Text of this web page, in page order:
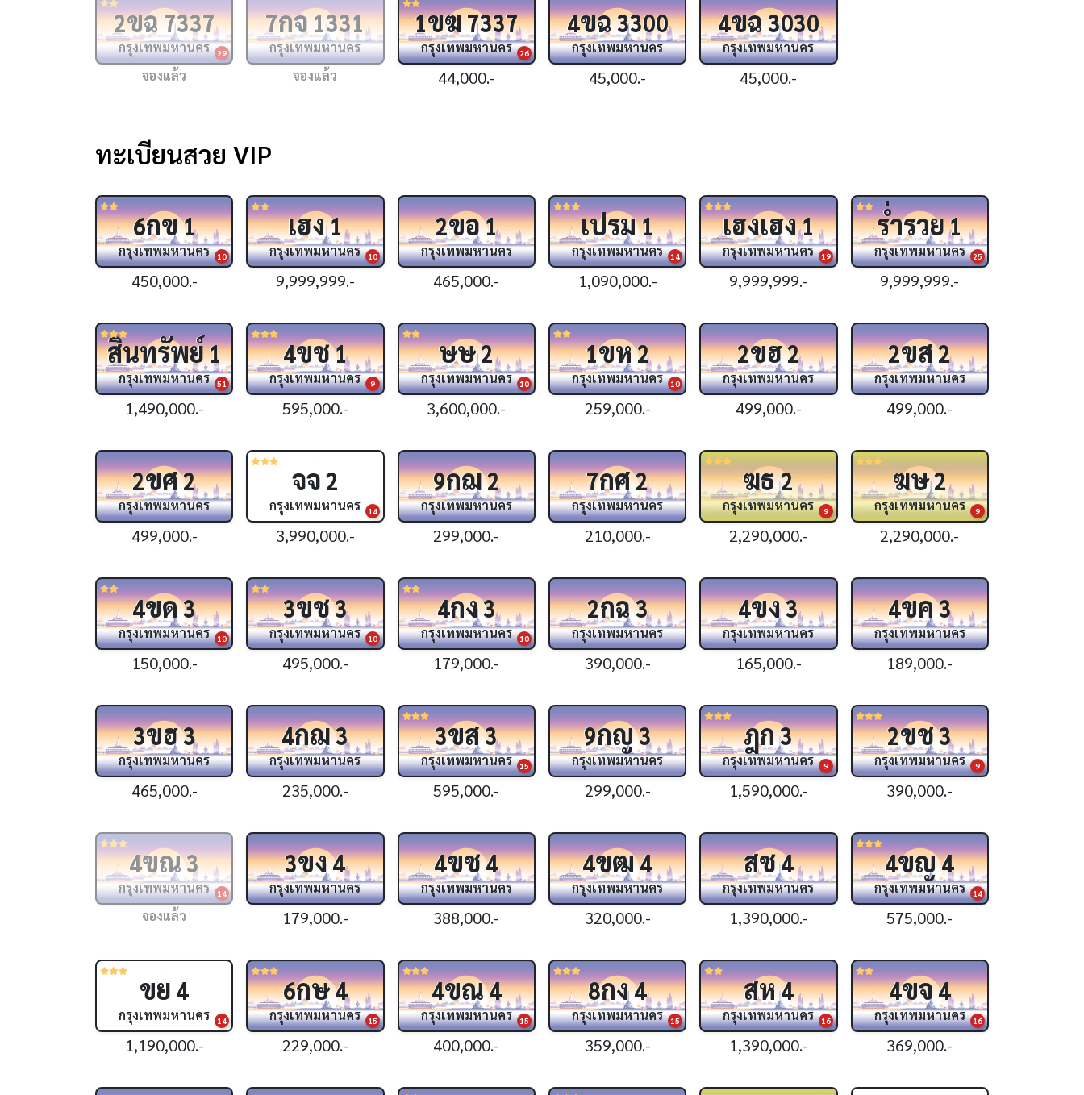
29
2ขฉ7337
กรุงเทพมหานคร
จองแล้ว
7กจ1331
กรุงเทพมหานคร
จองแล้ว
26
1ขฆ7337
กรุงเทพมหานคร
44,000.-
4ขฉ3300
กรุงเทพมหานคร
45,000.-
4ขฉ3030
กรุงเทพมหานคร
45,000.-
ทะเบียนสวย VIP
10
6กข1
กรุงเทพมหานคร
450,000.-
10
เฮง1
กรุงเทพมหานคร
9,999,999.-
2ขอ1
กรุงเทพมหานคร
465,000.-
14
เปรม1
กรุงเทพมหานคร
1,090,000.-
19
เฮงเฮง1
กรุงเทพมหานคร
9,999,999.-
25
ร่ำรวย1
กรุงเทพมหานคร
9,999,999.-
51
สินทรัพย์1
กรุงเทพมหานคร
1,490,000.-
9
4ขช1
กรุงเทพมหานคร
595,000.-
10
ษษ2
กรุงเทพมหานคร
3,600,000.-
10
1ขห2
กรุงเทพมหานคร
259,000.-
2ขฮ2
กรุงเทพมหานคร
499,000.-
2ขส2
กรุงเทพมหานคร
499,000.-
2ขศ2
กรุงเทพมหานคร
499,000.-
14
จจ2
กรุงเทพมหานคร
3,990,000.-
9กฌ2
กรุงเทพมหานคร
299,000.-
7กศ2
กรุงเทพมหานคร
210,000.-
9
ฆธ2
กรุงเทพมหานคร
2,290,000.-
9
ฆษ2
กรุงเทพมหานคร
2,290,000.-
10
4ขด3
กรุงเทพมหานคร
150,000.-
10
3ขช3
กรุงเทพมหานคร
495,000.-
10
4กง3
กรุงเทพมหานคร
179,000.-
2กฉ3
กรุงเทพมหานคร
390,000.-
4ขง3
กรุงเทพมหานคร
165,000.-
4ขค3
กรุงเทพมหานคร
189,000.-
3ขฮ3
กรุงเทพมหานคร
465,000.-
4กฌ3
กรุงเทพมหานคร
235,000.-
15
3ขส3
กรุงเทพมหานคร
595,000.-
9กญ3
กรุงเทพมหานคร
299,000.-
9
ฎก3
กรุงเทพมหานคร
1,590,000.-
9
2ขช3
กรุงเทพมหานคร
390,000.-
14
4ขณ3
กรุงเทพมหานคร
จองแล้ว
3ขง4
กรุงเทพมหานคร
179,000.-
4ขช4
กรุงเทพมหานคร
388,000.-
4ขฒ4
กรุงเทพมหานคร
320,000.-
สช4
กรุงเทพมหานคร
1,390,000.-
14
4ขญ4
กรุงเทพมหานคร
575,000.-
14
ขย4
กรุงเทพมหานคร
1,190,000.-
15
6กษ4
กรุงเทพมหานคร
229,000.-
15
4ขณ4
กรุงเทพมหานคร
400,000.-
15
8กง4
กรุงเทพมหานคร
359,000.-
16
สห4
กรุงเทพมหานคร
1,390,000.-
16
4ขจ4
กรุงเทพมหานคร
369,000.-